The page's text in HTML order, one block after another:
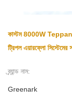
কাস্টম 8000W
ট্রিপল এয়ারফ্লো সিস্টেমের
ব্র্যান্ড নাম:
Greenark